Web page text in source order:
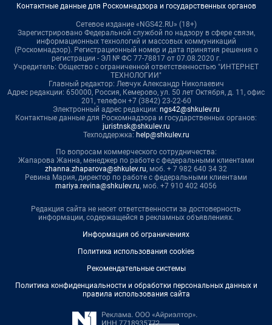
Контактные данные для Роскомнадзора и государственных органов
Сетевое издание «NGS42.RU» (18+)
Зарегистрировано Федеральной службой по надзору в сфере связи,
информационных технологий и массовых коммуникаций
(Роскомнадзор). Регистрационный номер и дата принятия решения о
регистрации - ЭЛ № ФС 77-78817 от 07.08.2020 г.
Учредитель: Общество с ограниченной ответственностью "ИНТЕРНЕТ
ТЕХНОЛОГИИ"
Главный редактор: Левчук Александр Николаевич
Адрес редакции: 650000, Россия, Кемерово, ул. 50 лет Октября, д. 11, офис
201, телефон +7 (3842) 23-22-60
Электронный адрес редакции: ngs42@shkulev.ru
Контактные данные для Роскомнадзора и государственных органов:
juristnsk@shkulev.ru
Техподдержка: help@shkulev.ru
По вопросам коммерческого сотрудничества:
Жапарова Жанна, менеджер по работе с федеральными клиентами
zhanna.zhaparova@shkulev.ru, моб. + 7 982 640 34 32
Ревина Мария, директор по работе с федеральными клиентами
mariya.revina@shkulev.ru, моб. +7 910 402 4056
Редакция сайта не несет ответственности за достоверность
информации, содержащейся в рекламных объявлениях.
Информация об ограничениях
Политика использования cookies
Рекомендательные системы
Политика конфиденциальности и обработки персональных данных и
правила использования сайта